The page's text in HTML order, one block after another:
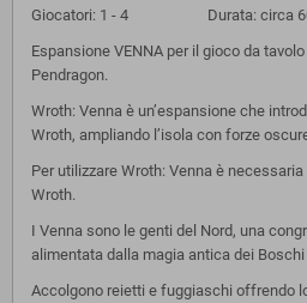
Giocatori: 1 - 4 Durata:
Espansione VENNA per il gioco da
Pendragon.
Wroth: Venna è un’espansione che
Wroth, ampliando l’isola con forze
Per utilizzare Wroth: Venna è
Wroth.
I Venna sono le genti del Nord, una
alimentata dalla magia antica dei Boschi
Accolgono reietti e fuggiaschi offrendo